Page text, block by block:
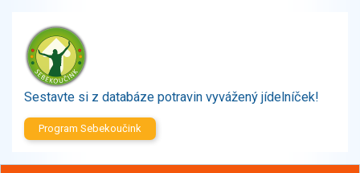
Brambory, luštěniny, houby
Sladkosti, slané výrobky
Zmrzliny
Ochucovadla, přísady, sladidla
Sušené směsi
Polotovary, hotové pokrmy
Proteinové výrobky, doplňky stravy
Sestavte si z databáze potravin vyvážený jídelníček!
Program Sebekoučink